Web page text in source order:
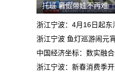
全款购买吉利
诿不作为
石家庄鹿泉区烂
上海好德宝公司
退定金10000元
托班 暑假带娃不再难
浙江宁波：4月16日起
浙江宁波 鱼灯巡游闹元
中国经济坐标：数实融
浙江宁波：新春消费季